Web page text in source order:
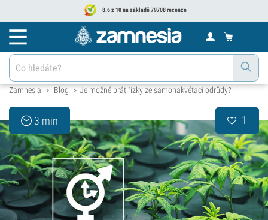
8.6 z 10 na základě 79708 recenze
Zamnesia > Blog > Je možné brát řízky ze samonakvétací odrůdy?
3 min 1